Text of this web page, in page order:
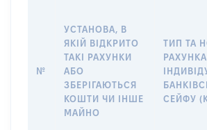
№
УСТАНОВА, В
ЯКІЙ ВІДКРИТО
ТАКІ РАХУНКИ
АБО
ЗБЕРІГАЮТЬСЯ
КОШТИ ЧИ ІНШЕ
МАЙНО
ТИП ТА
СЕЙФУ